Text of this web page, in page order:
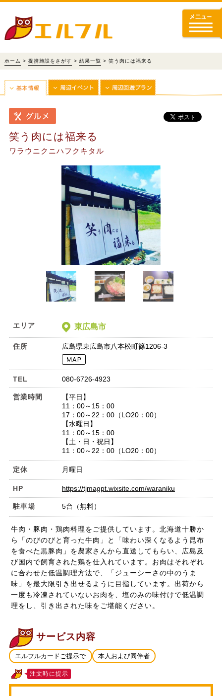
ホーム > 提携施設をさがす > 結果一覧 > 笑う肉には福来る
笑う肉には福来る
ワラウニクニハフクキタル
エリア 東広島市
住所 広島県東広島市八本松町篠1206-3
TEL 080-6726-4923
営業時間
【平日】
11：00～15：00
17：00～22：00（LO20：00）
【水曜日】
11：00～15：00
【土・日・祝日】
11：00～22：00（LO20：00）
定休 月曜日
HP https://tjmagpt.wixsite.com/waraniku
駐車場 5台（無料）
牛肉・豚肉・鶏肉料理をご提供しています。北海道十勝か
ら「のびのびと育った牛肉」と「味わい深くなるよう昆布
を食べた黒豚肉」を農家さんから直送してもらい、広島及
び国内で飼育された鶏を仕入れています。お肉はそれぞれ
に合わせた低温調理方法で、「ジューシーさの中のうま
味」を最大限引き出せるように目指しています。出荷から
一度も冷凍されていないお肉を、塩のみの味付けで低温調
理をし、引き出された味をご堪能ください。
サービス内容
エルフルカードご提示で 本人および同伴者
注文時に提示